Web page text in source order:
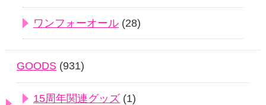
ワンフォーオール (28)
GOODS (931)
15周年関連グッズ (1)